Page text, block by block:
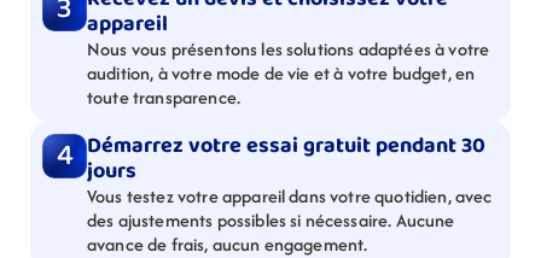
appareil
Nous vous présentons les solutions adaptées à votre
audition, à votre mode de vie et à votre budget, en
toute transparence.
4 Démarrez votre essai gratuit pendant 30
jours
Vous testez votre appareil dans votre quotidien, avec
des ajustements possibles si nécessaire. Aucune
avance de frais, aucun engagement.